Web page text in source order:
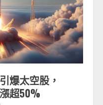
爆太空股，
超50%